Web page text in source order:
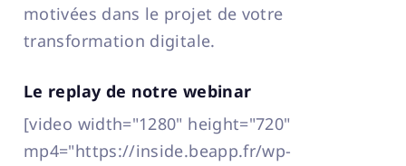
motivées dans le projet de votre
transformation digitale.
Le replay de notre webinar
[video width="1280" height="720"
mp4="https://inside.beapp.fr/wp-